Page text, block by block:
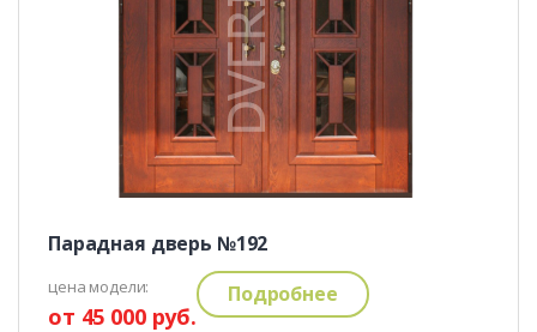
Парадная дверь №192
цена модели:
от 45 000 руб.
Подробнее